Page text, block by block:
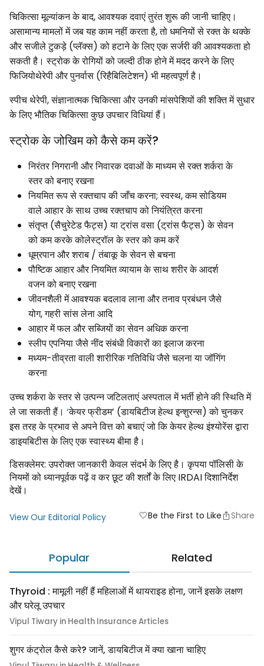
चिकित्सा मूल्यांकन के बाद, आवश्यक दवाएं तुरंत शुरू की जानी चाहिए।
असामान्य मामलों में जब यह काम नहीं करता है, तो धमनियों से रक्त के थक्के
और सजीले टुकड़े (प्लॅक्स) को हटाने के लिए एक सर्जरी की आवश्यकता हो
सकती है। स्ट्रोक के रोगियों को जल्दी ठीक होने में मदद करने के लिए
फिजियोथेरेपी और पुनर्वास (रिहैबिलिटेशन) भी महत्वपूर्ण है।
स्पीच थेरेपी, संज्ञानात्मक चिकित्सा और उनकी मांसपेशियों की शक्ति में सुधार
के लिए भौतिक चिकित्सा कुछ उपचार विधियां हैं।
स्ट्रोक के जोखिम को कैसे कम करें?
निरंतर निगरानी और निवारक दवाओं के माध्यम से रक्त शर्करा के
स्तर को बनाए रखना
नियमित रूप से रक्तचाप की जाँच करना; स्वस्थ, कम सोडियम
वाले आहार के साथ उच्च रक्तचाप को नियंत्रित करना
संतृप्त (सैचुरेटेड फैट्स) या ट्रांस वसा (ट्रांस फैट्स) के सेवन
को कम करके कोलेस्ट्रॉल के स्तर को कम करें
धूम्रपान और शराब / तंबाकू के सेवन से बचना
पौष्टिक आहार और नियमित व्यायाम के साथ शरीर के आदर्श
वजन को बनाए रखना
जीवनशैली में आवश्यक बदलाव लाना और तनाव प्रबंधन जैसे
योग, गहरी सांस लेना आदि
आहार में फल और सब्जियों का सेवन अधिक करना
स्लीप एपनिया जैसे नींद संबंधी विकारों का इलाज करना
मध्यम-तीव्रता वाली शारीरिक गतिविधि जैसे चलना या जॉगिंग
करना
उच्च शर्करा के स्तर से उत्पन्न जटिलताएं अस्पताल में भर्ती होने की स्थिति में
ले जा सकती हैं। ‘केयर फ्रीडम’ (डायबिटीज हेल्थ इन्शुरन्स) को चुनकर
इस तरह के प्रभाव से अपने वित्त को बचाएं जो कि केयर हेल्थ इंश्योरेंस द्वारा
डाइयबिटीस के लिए एक स्वास्थ्य बीमा है।
डिसक्लेमर: उपरोक्त जानकारी केवल संदर्भ के लिए है। कृपया पॉलिसी के
नियमों को ध्यानपूर्वक पढ़ें व कर छूट की शर्तों के लिए IRDAI दिशानिर्देश
देखें।
View Our Editorial Policy favoriteBe the First to Like Share
Popular Related
Thyroid : मामूली नहीं हैं महिलाओं में थायराइड होना, जानें इसके लक्षण
और घरेलू उपचार
Vipul Tiwary in Health Insurance Articles
शुगर कंट्रोल कैसे करे? जानें, डायबिटीज में क्या खाना चाहिए